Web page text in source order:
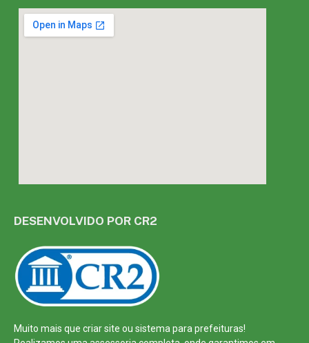
DESENVOLVIDO POR CR2
Muito mais que criar site ou sistema para prefeituras!